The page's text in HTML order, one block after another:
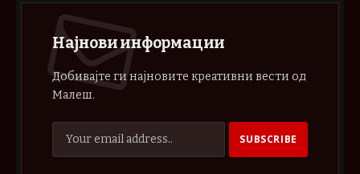
Најнови информации
Добивајте ги најновите креативни вести од
Малеш.